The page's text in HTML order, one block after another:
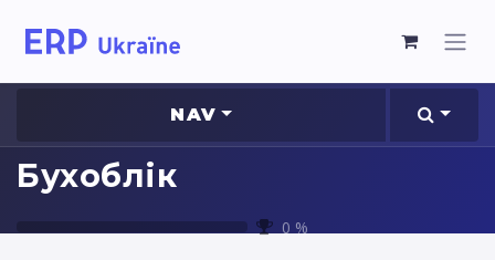
NAV
Бухоблік
0 %